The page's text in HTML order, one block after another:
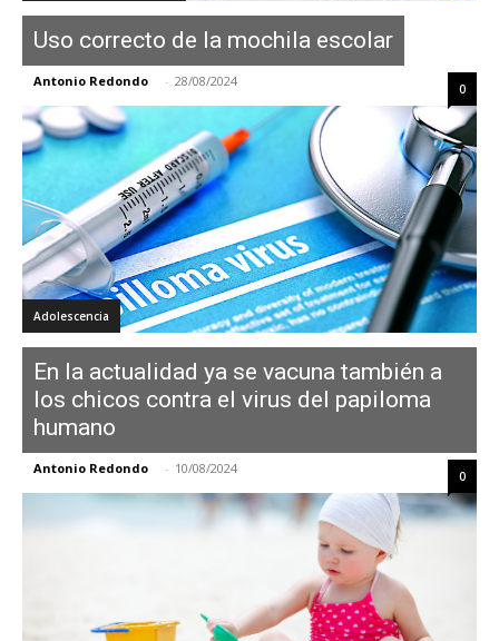
Uso correcto de la mochila escolar
Antonio Redondo - 28/08/2024 0
Adolescencia
En la actualidad ya se vacuna también a
los chicos contra el virus del papiloma
humano
Antonio Redondo - 10/08/2024 0